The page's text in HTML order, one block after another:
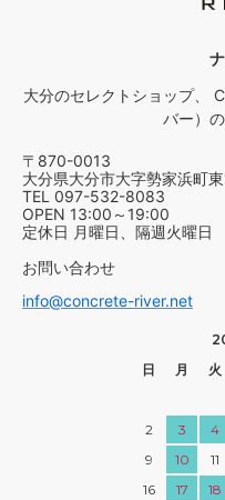
大分のセレクトショップ、
バー）
〒870-0013
大分県大分市大字勢家浜町
TEL 097-532-8083
OPEN 13:00～19:00
定休日 月曜日、隔週火曜日
お問い合わせ
info@concrete-river.net
日
月 火
2
3 4
9
10 11
16
17 18